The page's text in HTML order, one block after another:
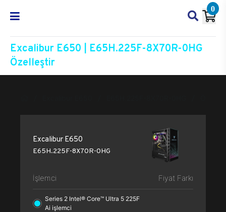
0
Excalibur E650 | E65H.225F-8X70R-0HG
Özelleştir
Excalibur E650
E65H.225F-8X70R-0HG
İşlemci Fiyat Farkı
Series 2 Intel® Core™ Ultra 5 225F
Ai işlemci